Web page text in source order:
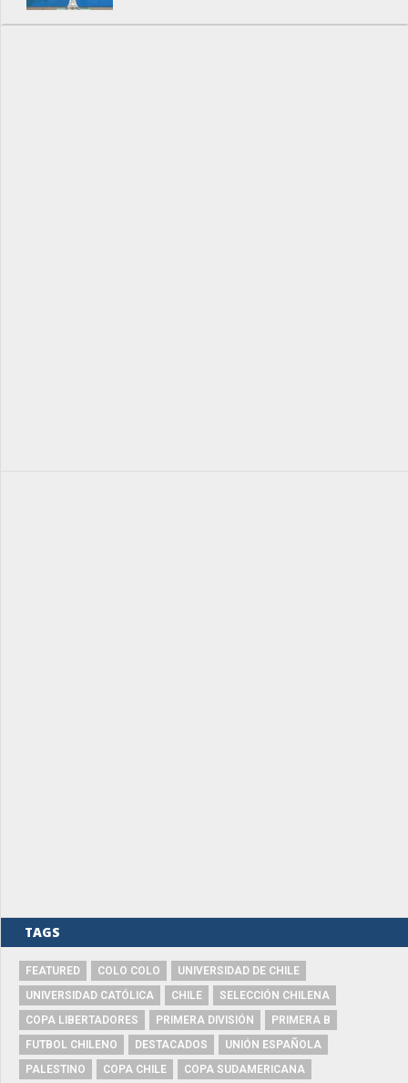
TAGS
FEATURED COLO COLO
UNIVERSIDAD DE CHILE
UNIVERSIDAD CATÓLICA
CHILE
SELECCIÓN CHILENA
COPA LIBERTADORES
PRIMERA DIVISIÓN
PRIMERA B
FUTBOL CHILENO
DESTACADOS
UNIÓN ESPAÑOLA
PALESTINO
COPA CHILE
COPA SUDAMERICANA